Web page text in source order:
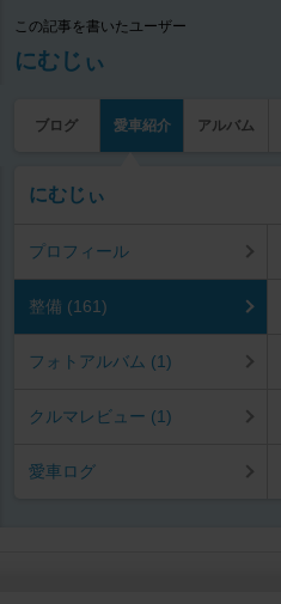
この記事を書いたユーザー
にむじぃ
ブログ 愛車紹介 アルバム
にむじぃ
プロフィール
整備 (161)
フォトアルバム (1)
クルマレビュー (1)
愛車ログ